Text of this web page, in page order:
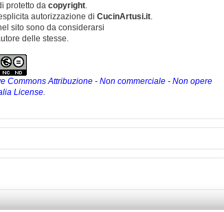
protetto da copyright.
autorizzazione di CucinArtusi.it.
sito sono da considerarsi
delle stesse.
Commons Attribuzione - Non commerciale - Non opere
License.